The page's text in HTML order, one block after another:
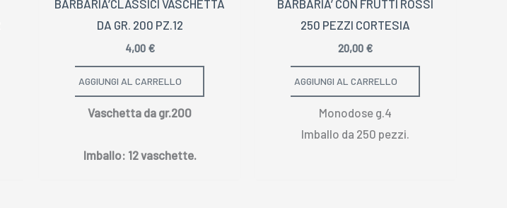
BARBARIA’CLASSICI VASCHETTA
DA GR. 200 PZ.12
4,00 €
AGGIUNGI AL CARRELLO
Vaschetta da gr.200
Imballo: 12 vaschette.
BARBARIA’ CON FRUTTI ROSSI
250 PEZZI CORTESIA
20,00 €
AGGIUNGI AL CARRELLO
Monodose g.4
Imballo da 250 pezzi.